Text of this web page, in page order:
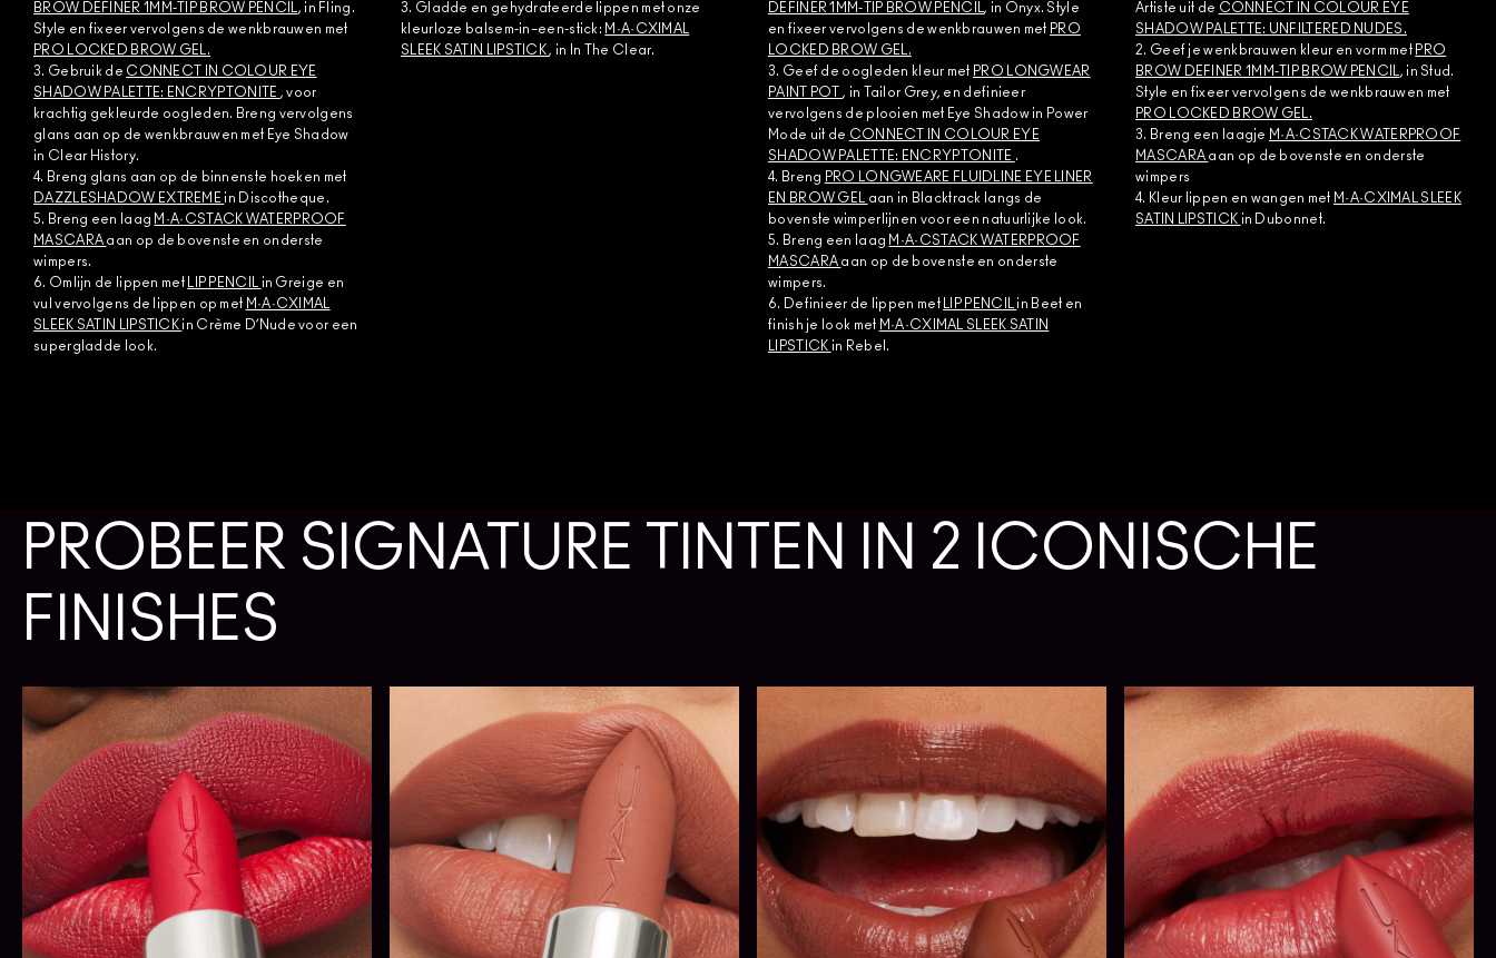
BROW DEFINER 1MM-TIP BROW PENCIL
, in Fling.
Style en fixeer vervolgens de wenkbrauwen met
PRO LOCKED BROW GEL.
3. Gebruik de CONNECT IN COLOUR EYE
SHADOW PALETTE: ENCRYPTONITE , voor
krachtig gekleurde oogleden. Breng vervolgens
glans aan op de wenkbrauwen met Eye Shadow
in Clear History.
4. Breng glans aan op de binnenste hoeken met
DAZZLESHADOW EXTREME in Discotheque.
5. Breng een laag M·A·CSTACK WATERPROOF
MASCARA aan op de bovenste en onderste
wimpers.
6. Omlijn de lippen met
LIP PENCIL
in Greige en
vul vervolgens de lippen op met M·A·CXIMAL
SLEEK SATIN LIPSTICK in Crème D’Nude voor een
supergladde look.
3. Gladde en gehydrateerde lippen met onze
kleurloze balsem-in–een-stick: M·A·CXIMAL
SLEEK SATIN LIPSTICK , in In The Clear.
DEFINER 1MM-TIP BROW PENCIL , in Onyx. Style
en fixeer vervolgens de wenkbrauwen met PRO
LOCKED BROW GEL.
3. Geef de oogleden kleur met PRO LONGWEAR
PAINT POT , in Tailor Grey, en definieer
vervolgens de plooien met Eye Shadow in Power
Mode uit de CONNECT IN COLOUR EYE
SHADOW PALETTE: ENCRYPTONITE .
4. Breng PRO LONGWEARE FLUIDLINE EYE LINER
EN BROW GEL
aan in Blacktrack langs de
bovenste wimperlijnen voor een natuurlijke look.
5. Breng een laag M·A·CSTACK WATERPROOF
MASCARA aan op de bovenste en onderste
wimpers.
6. Definieer de lippen met
LIP PENCIL in Beet en
finish je look met M·A·CXIMAL SLEEK SATIN
LIPSTICK in Rebel.
Artiste uit de CONNECT IN COLOUR EYE
SHADOW PALETTE: UNFILTERED NUDES.
2. Geef je wenkbrauwen kleur en vorm met PRO
BROW DEFINER 1MM-TIP BROW PENCIL
, in Stud.
Style en fixeer vervolgens de wenkbrauwen met
PRO LOCKED BROW GEL.
3. Breng een laagje M·A·CSTACK WATERPROOF
MASCARA aan op de bovenste en onderste
wimpers
4. Kleur lippen en wangen met M·A·CXIMAL SLEEK
SATIN LIPSTICK in Dubonnet.
PROBEER SIGNATURE TINTEN IN 2 ICONISCHE
FINISHES